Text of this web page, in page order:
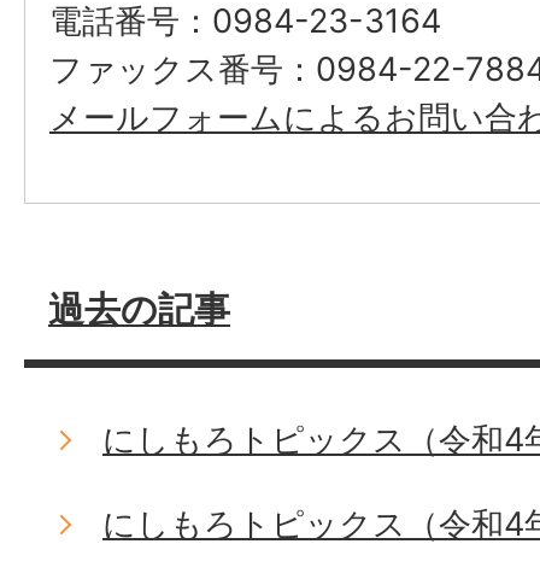
電話番号：0984-23-3164
ファックス番号：0984-22-
メールフォームによるお問い合
過去の記事
にしもろトピックス（令和4
にしもろトピックス（令和4